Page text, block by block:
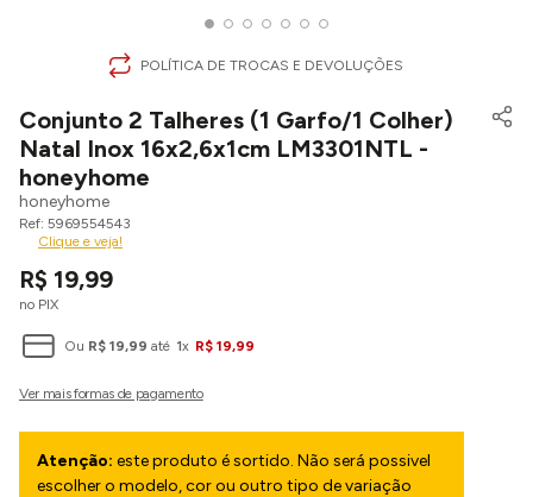
POLÍTICA DE TROCAS E DEVOLUÇÕES
Conjunto 2 Talheres (1 Garfo/1 Colher)
Natal Inox 16x2,6x1cm LM3301NTL -
honeyhome
honeyhome
5969554543
Clique e veja!
R$ 19,99
no PIX
Ou R$ 19,99 até 1x R$ 19,99
Atenção: este produto é sortido. Não será possivel
escolher o modelo, cor ou outro tipo de variação